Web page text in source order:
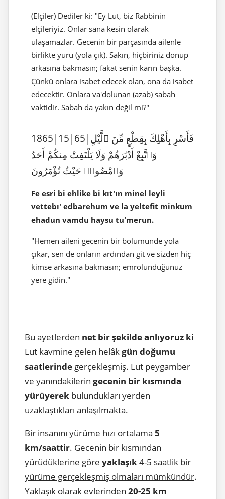
(Elçiler) Dediler ki: "Ey Lut, biz Rabbinin
elçileriyiz. Onlar sana kesin olarak
ulaşamazlar. Gecenin bir parçasında ailenle
birlikte yürü (yola çık). Sakın, hiçbiriniz dönüp
arkasına bakmasın; fakat senin karın başka.
Çünkü onlara isabet edecek olan, ona da isabet
edecektir. Onlara va'dolunan (azab) sabah
vaktidir. Sabah da yakın değil mi?"
1865|15|65|فَأَسْرِ بِأَهْلِكَ بِقِطْعٍ مِّنَ ٱلَّيْلِ
وَٱتَّبِعْ أَدْبَٰرَهُمْ وَلَا يَلْتَفِتْ مِنكُمْ أَحَدٌ
وَٱمْضُوا۟ حَيْثُ تُؤْمَرُونَ
Fe esri bi ehlike bi kıt'ın minel leyli
vettebı' edbarehum ve la yeltefit minkum
ehadun vamdu haysu tu'merun.
"Hemen aileni gecenin bir bölümünde yola
çıkar, sen de onların ardından git ve sizden hiç
kimse arkasına bakmasın; emrolunduğunuz
yere gidin."
Bu ayetlerden net bir şekilde anlıyoruz ki
Lut kavmine gelen helâkgün doğumu
saatlerinde gerçekleşmiş. Lut peygamber
ve yanındakilerin gecenin bir kısmında
yürüyerek bulundukları yerden
uzaklaştıkları anlaşılmakta.
Bir insanını yürüme hızı ortalama 5
km/saattir. Gecenin bir kısmından
yürüdüklerine göre yaklaşık4-5 saatlik bir
yürüme gerçekleşmiş olmaları mümkündür.
Yaklaşık olarak evlerinden 20-25 km